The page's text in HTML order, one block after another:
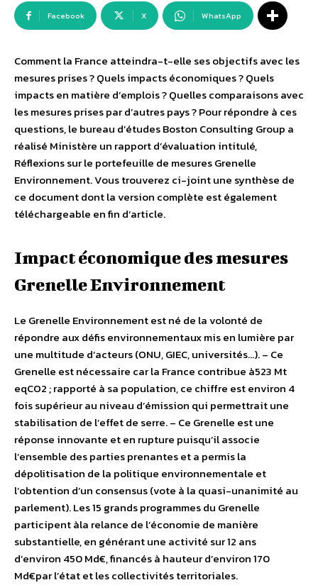
Facebook X WhatsApp
Comment la France atteindra-t-elle ses objectifs avec les
mesures prises ? Quels impacts économiques ? Quels
impacts en matière d’emplois ? Quelles comparaisons avec
les mesures prises par d’autres pays ? Pour répondre à ces
questions, le bureau d’études Boston Consulting Group a
réalisé Ministère un rapport d’évaluation intitulé,
Réflexions sur le portefeuille de mesures Grenelle
Environnement. Vous trouverez ci-joint une synthèse de
ce document dont la version complète est également
téléchargeable en fin d’article.
Impact économique des mesures
Grenelle Environnement
Le Grenelle Environnement est né de la volonté de
répondre aux défis environnementaux mis en lumière par
une multitude d’acteurs (ONU, GIEC, universités…). – Ce
Grenelle est nécessaire car la France contribue à523 Mt
eqCO2 ; rapporté à sa population, ce chiffre est environ 4
fois supérieur au niveau d’émission qui permettrait une
stabilisation de l’effet de serre. – Ce Grenelle est une
réponse innovante et en rupture puisqu’il associe
l’ensemble des parties prenantes et a permis la
dépolitisation de la politique environnementale et
l’obtention d’un consensus (vote à la quasi-unanimité au
parlement). Les 15 grands programmes du Grenelle
participent àla relance de l’économie de manière
substantielle, en générant une activité sur 12 ans
d’environ 450 Md€, financés à hauteur d’environ 170
Md€par l’état et les collectivités territoriales.